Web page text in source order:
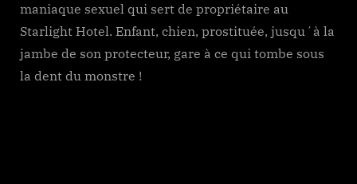
maniaque sexuel qui sert de propriétaire au
Starlight Hotel. Enfant, chien, prostituée, jusqu´à la
jambe de son protecteur, gare à ce qui tombe sous
la dent du monstre !